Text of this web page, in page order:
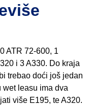
ATR 72-600, 1
i 3 A330. Do kraja
trebao doći još jedan
wet leasu ima dva
više E195, te A320.